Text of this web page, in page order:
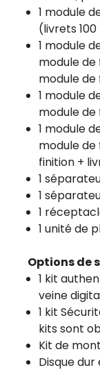
1 module
(livrets
1 module
module
module de
1 module
module de
1 module
module de
finition +
1
1
1
1 unité de
Options de
1 kit
veine
1 kit
kits sont
Kit de
Disque